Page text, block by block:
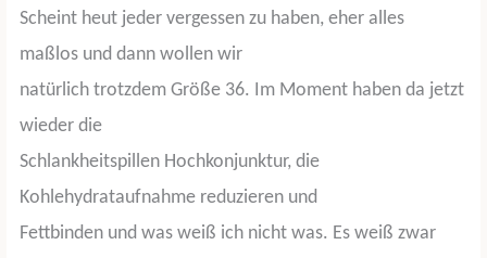
Scheint heut jeder vergessen zu haben, eher alles
maßlos und dann wollen wir
natürlich trotzdem Größe 36. Im Moment haben da jetzt
wieder die
Schlankheitspillen Hochkonjunktur, die
Kohlehydrataufnahme reduzieren und
Fettbinden und was weiß ich nicht was. Es weiß zwar